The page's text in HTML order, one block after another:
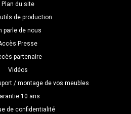
Plan du site
de production
parle de nous
Presse
partenaire
Vidéos
/ montage de vos meubles
10 ans
de confidentialité